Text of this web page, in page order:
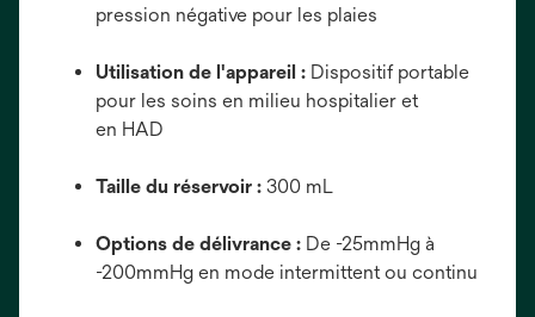
pression négative pour les plaies
Utilisation de l'appareil : Dispositif portable
pour les soins en milieu hospitalier et
en HAD
Taille du réservoir : 300 mL
Options de délivrance : De -25mmHg à
-200mmHg en mode intermittent ou continu